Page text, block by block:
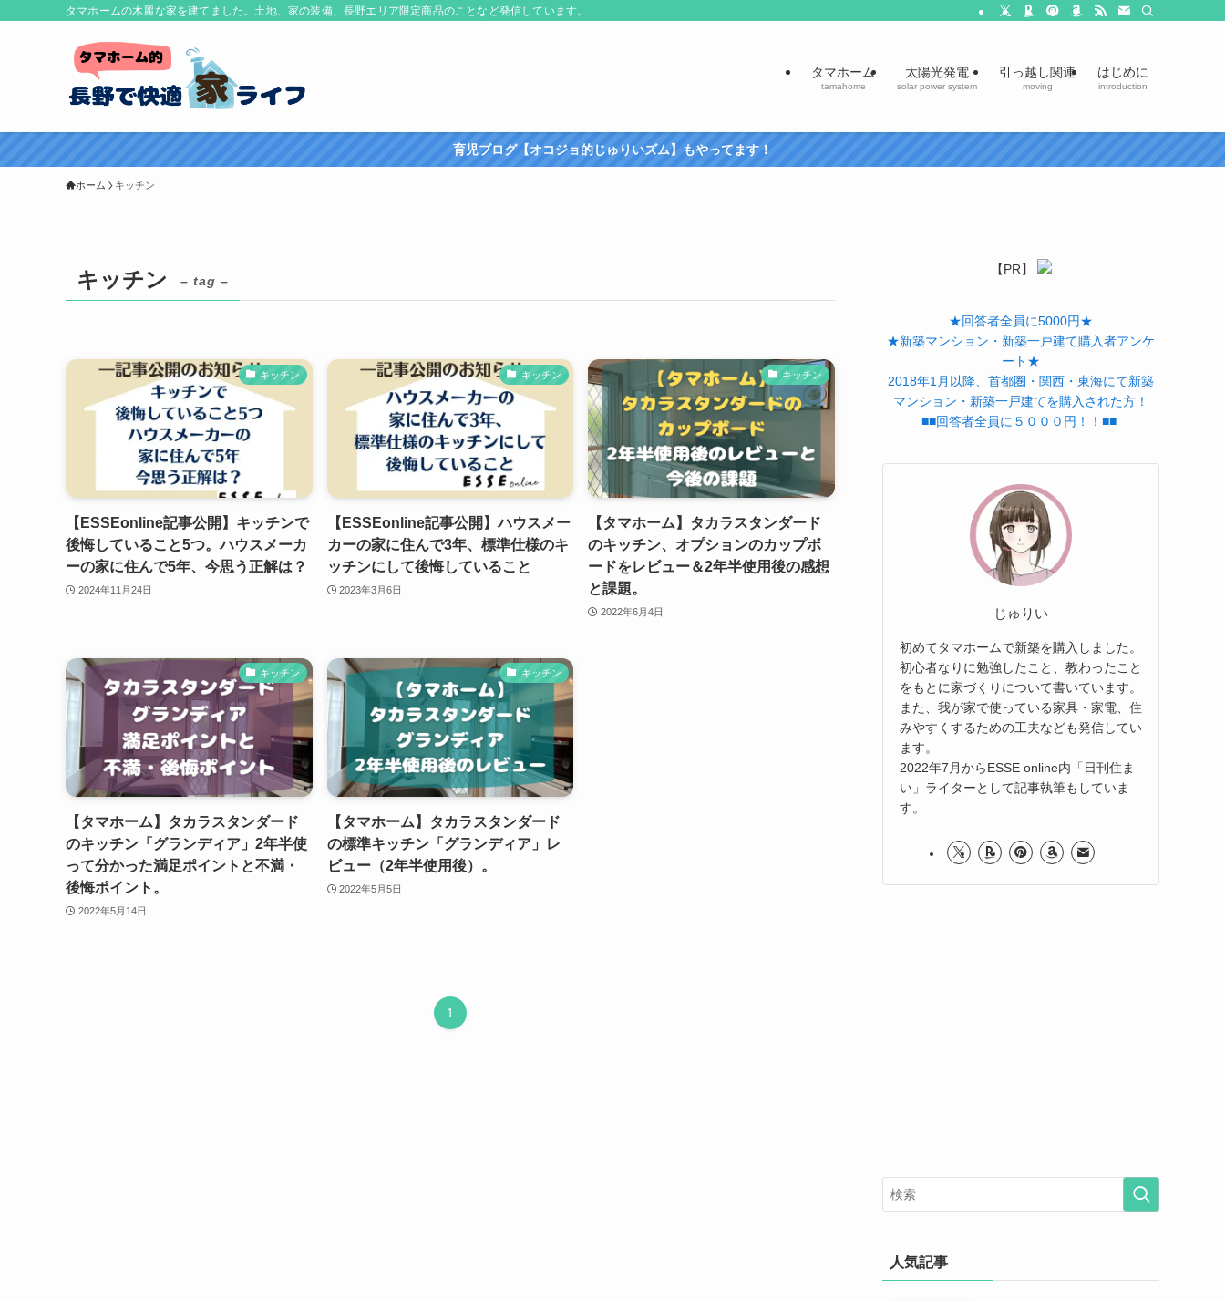
タマホームの木麗な家を建てました。土地、家の装備、長野エリア限定商品のことなど発信しています。
タマホーム
tamahome
太陽光発電
solar power system
引っ越し関連
moving
はじめに
introduction
育児ブログ【オコジョ的じゅりいズム】もやってます！
ホーム キッチン
キッチン – tag –
キッチン
【ESSEonline記事公開】キッチンで
後悔していること5つ。ハウスメーカ
ーの家に住んで5年、今思う正解は？
2024年11月24日
キッチン
【ESSEonline記事公開】ハウスメー
カーの家に住んで3年、標準仕様のキ
ッチンにして後悔していること
2023年3月6日
キッチン
【タマホーム】タカラスタンダード
のキッチン、オプションのカップボ
ードをレビュー＆2年半使用後の感想
と課題。
2022年6月4日
キッチン
【タマホーム】タカラスタンダード
のキッチン「グランディア」2年半使
って分かった満足ポイントと不満・
後悔ポイント。
2022年5月14日
キッチン
【タマホーム】タカラスタンダード
の標準キッチン「グランディア」レ
ビュー（2年半使用後）。
2022年5月5日
1
【PR】
★回答者全員に5000円★
★新築マンション・新築一戸建て購入者アンケ
ート★
2018年1月以降、首都圏・関西・東海にて新築
マンション・新築一戸建てを購入された方！
■■回答者全員に５０００円！！■■
じゅりい
初めてタマホームで新築を購入しました。
初心者なりに勉強したこと、教わったこと
をもとに家づくりについて書いています。
また、我が家で使っている家具・家電、住
みやすくするための工夫なども発信してい
ます。
2022年7月からESSE online内「日刊住ま
い」ライターとして記事執筆もしていま
す。
人気記事